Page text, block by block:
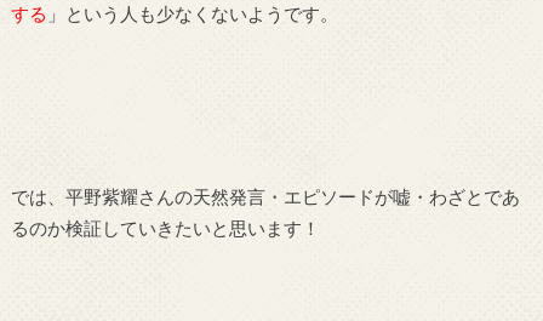
する 」という人も少なくないようです。
では、平野紫耀さんの天然発言・エピソードが嘘・わざとであ
るのか検証していきたいと思います！